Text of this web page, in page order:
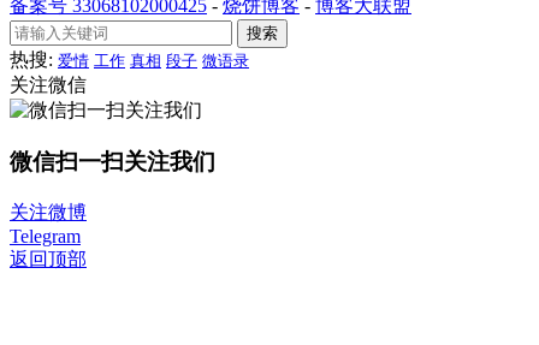
备案号 33068102000425 - 烧饼博客 - 博客大联盟
搜索
热搜: 爱情 工作 真相 段子 微语录
关注微信
微信扫一扫关注我们
关注微博
Telegram
返回顶部